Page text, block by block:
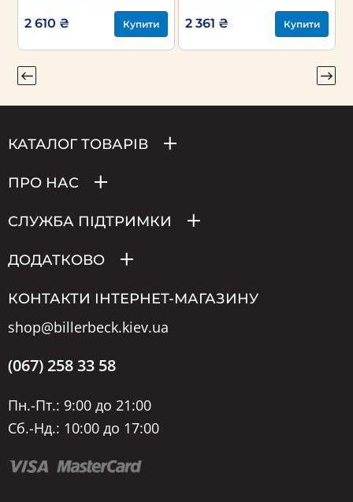
2 610 ₴ Купити 2 361 ₴ Купити
КАТАЛОГ ТОВАРІВ
ПРО НАС
СЛУЖБА ПІДТРИМКИ
ДОДАТКОВО
КОНТАКТИ ІНТЕРНЕТ-МАГАЗИНУ
shop@billerbeck.kiev.ua
(067) 258 33 58
Пн.-Пт.: 9:00 до 21:00
Сб.-Нд.: 10:00 до 17:00